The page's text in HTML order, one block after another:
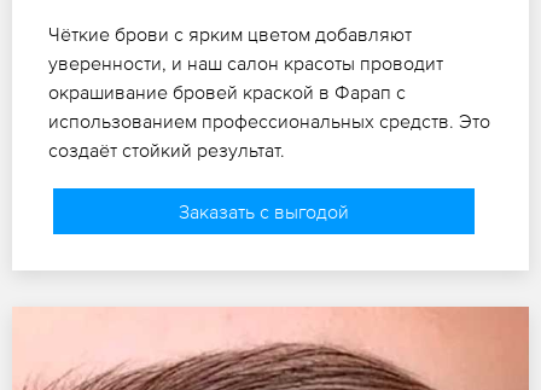
Чёткие брови с ярким цветом добавляют
уверенности, и наш салон красоты проводит
окрашивание бровей краской в Фарап с
использованием профессиональных средств. Это
создаёт стойкий результат.
Заказать с выгодой